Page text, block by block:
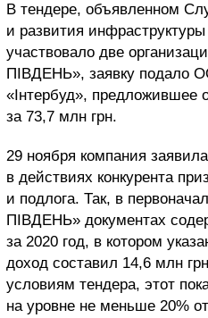
В тендере, объявленном
и развития
участвовало две
ПІВДЕНЬ», заявку подало
«Інтербуд», предложившее
за 73,7 млн грн.
29 ноября компания
в действиях конкурента
и подлога. Так, в
ПІВДЕНЬ» документах
за 2020 год, в котором
доход составил 14,6 млн
условиям тендера, этот
на уровне не меньше 20%